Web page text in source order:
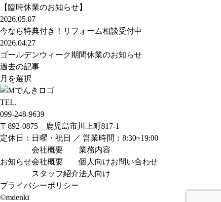
【臨時休業のお知らせ】
2026.05.07
今なら特典付き！リフォーム相談受付中
2026.04.27
ゴールデンウィーク期間休業のお知らせ
過去の記事
TEL.
099-248-9639
〒892-0875 鹿児島市川上町817-1
定休日：日曜・祝日 ／ 営業時間：8:30~19:00
お知らせ
会社概要
会社概要
スタッフ紹介
業務内容
個人向け
法人向け
お問い合わせ
プライバシーポリシー
©mdenki